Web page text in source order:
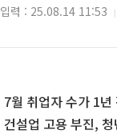
입력 : 25.08.14 11:53 |
7월 취업자 수가 1
건설업 고용 부진,